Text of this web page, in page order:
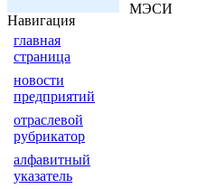
Навигация
главная
страница
новости
предприятий
отраслевой
рубрикатор
алфавитный
указатель